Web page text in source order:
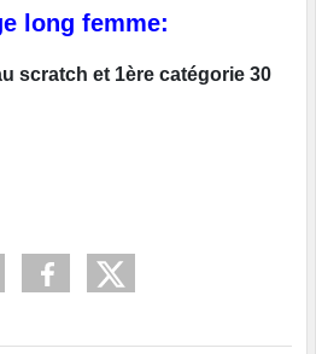
long femme:
scratch et 1ère catégorie 30